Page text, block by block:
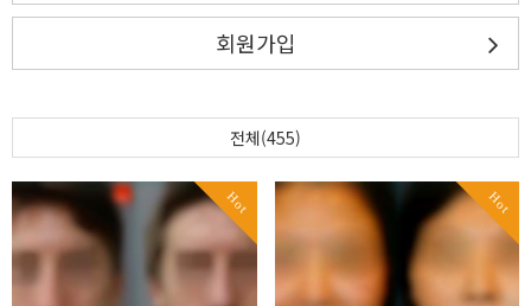
회원가입
전체(455)
Hot Hot